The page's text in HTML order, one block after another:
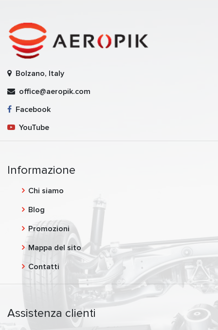
Bolzano, Italy
office@aeropik.com
Facebook
YouTube
Informazione
Chi siamo
Blog
Promozioni
Mappa del sito
Contatti
Assistenza clienti